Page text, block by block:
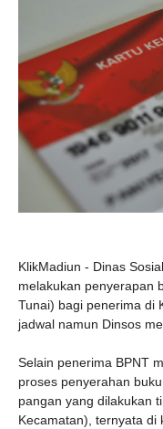
KlikMadiun - Dinas
melakukan penyerapan
Tunai) bagi penerima di
jadwal namun Dinsos
Selain penerima BPNT
proses penyerahan
pangan yang dilakukan
Kecamatan), ternyata di